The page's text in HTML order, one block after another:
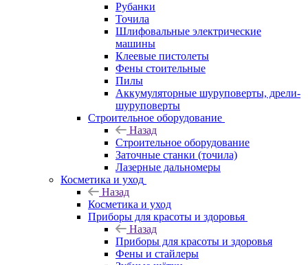
Рубанки
Точила
Шлифовальные электрические
машины
Клеевые пистолеты
Фены стоительные
Пилы
Аккумуляторные шуруповерты, дрели-
шуруповерты
Строительное оборудование
Назад
Строительное оборудование
Заточные станки (точила)
Лазерные дальномеры
Косметика и уход
Назад
Косметика и уход
Приборы для красоты и здоровья
Назад
Приборы для красоты и здоровья
Фены и стайлеры